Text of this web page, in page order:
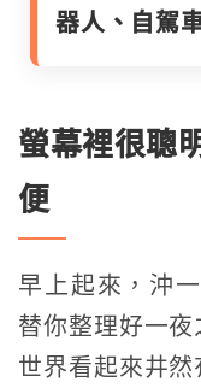
器人、自駕
螢幕裡很聰
便
早上起來，沖
替你整理好一
世界看起來井